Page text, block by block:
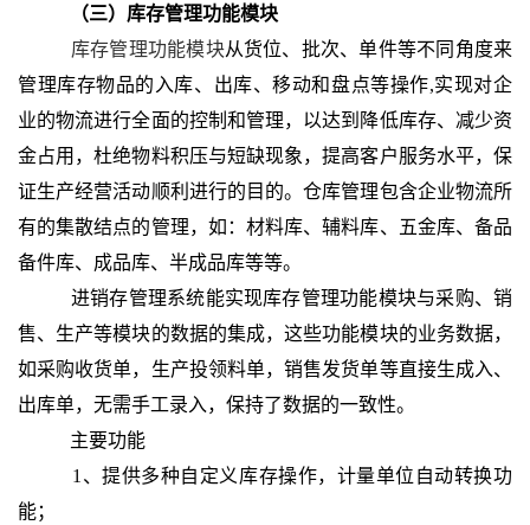
（三）库存管理功能模块
库存管理功能模块从货位、批次、单件等不同角度来
管理库存物品的入库、出库、移动和盘点等操作,实现对企
业的物流进行全面的控制和管理，以达到降低库存、减少资
金占用，杜绝物料积压与短缺现象，提高客户服务水平，保
证生产经营活动顺利进行的目的。仓库管理包含企业物流所
有的集散结点的管理，如：材料库、辅料库、五金库、备品
备件库、成品库、半成品库等等。
进销存管理系统能实现库存管理功能模块与采购、销
售、生产等模块的数据的集成，这些功能模块的业务数据，
如采购收货单，生产投领料单，销售发货单等直接生成入、
出库单，无需手工录入，保持了数据的一致性。
主要功能
1、提供多种自定义库存操作， 计量单位 自动转换功
能；